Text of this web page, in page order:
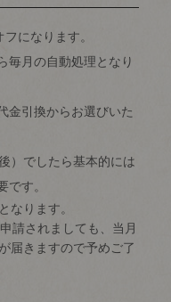
になります。
毎月の自動処理となり
金引換からお選びいた
）でしたら基本的には
です。
なります。
請されましても、当月
届きますので予めご了